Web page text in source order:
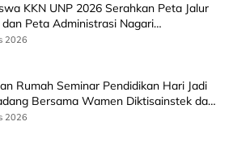
KKN UNP 2026 Serahkan Peta Jalur
Peta Administrasi Nagari
2026
Rumah Seminar Pendidikan Hari Jadi
Bersama Wamen Diktisainstek dan
Malaysia
2026